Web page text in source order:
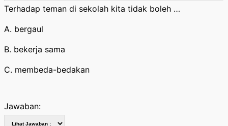
Terhadap teman di sekolah kita tidak boleh …
A. bergaul
B. bekerja sama
C. membeda-bedakan
Jawaban: